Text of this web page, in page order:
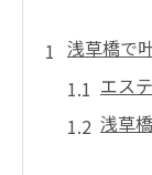
浅草橋で
エス
浅草
初め